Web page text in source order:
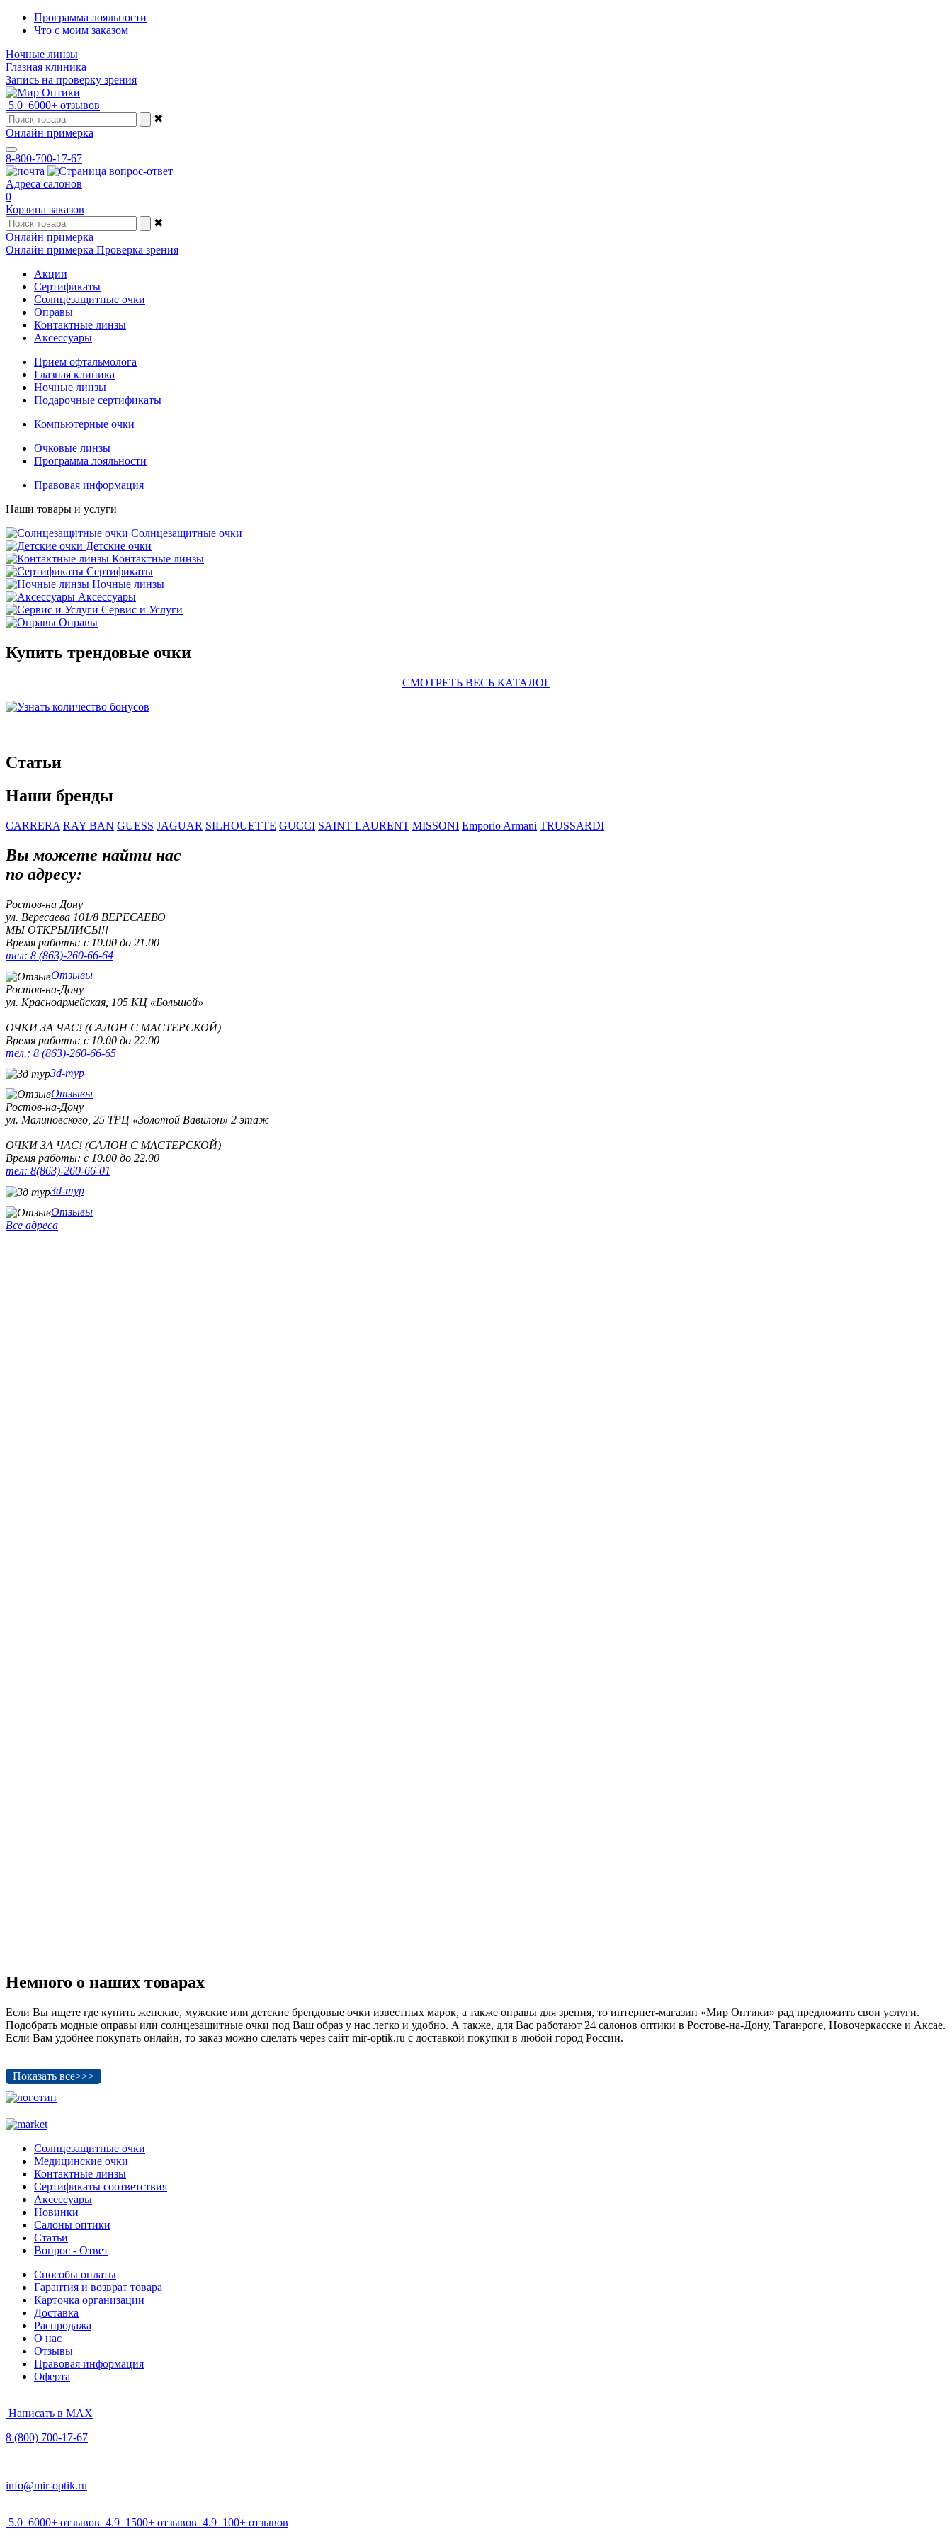
Программа лояльности
Что с моим заказом
Ночные линзы
Глазная клиника
Запись на проверку зрения
5.0 6000+ отзывов
✖
Онлайн примерка
8-800-700-17-67
Адреса салонов
0
Корзина заказов
✖
Онлайн примерка
Онлайн примерка Проверка зрения
Акции
Сертификаты
Солнцезащитные очки
Оправы
Контактные линзы
Аксессуары
Прием офтальмолога
Глазная клиника
Ночные линзы
Подарочные сертификаты
Компьютерные очки
Очковые линзы
Программа лояльности
Правовая информация
Наши товары и услуги
Солнцезащитные очки
Детские очки
Контактные линзы
Сертификаты
Ночные линзы
Аксессуары
Сервис и Услуги
Оправы
Купить трендовые очки
СМОТРЕТЬ ВЕСЬ КАТАЛОГ
Статьи
Наши бренды
CARRERA RAY BAN GUESS JAGUAR SILHOUETTE GUCCI SAINT LAURENT MISSONI Emporio Armani TRUSSARDI
Вы можете найти нас
по адресу:
Ростов-на Дону
ул. Вересаева 101/8 ВЕРЕСАЕВО
МЫ ОТКРЫЛИСЬ!!!
Время работы: с 10.00 до 21.00
тел: 8 (863)-260-66-64
Отзывы
Ростов-на-Дону
ул. Красноармейская, 105 КЦ «Большой»
ОЧКИ ЗА ЧАС! (САЛОН С МАСТЕРСКОЙ)
Время работы: с 10.00 до 22.00
тел.: 8 (863)-260-66-65
3d-тур
Отзывы
Ростов-на-Дону
ул. Малиновского, 25 ТРЦ «Золотой Вавилон» 2 этаж
ОЧКИ ЗА ЧАС! (САЛОН С МАСТЕРСКОЙ)
Время работы: с 10.00 до 22.00
тел: 8(863)-260-66-01
3d-тур
Отзывы
Все адреса
Немного о наших товарах
Если Вы ищете где купить женские, мужские или детские брендовые очки известных марок, а также оправы для зрения, то интернет-магазин «Мир Оптики» рад предложить свои услуги.
Подобрать модные оправы или солнцезащитные очки под Ваш образ у нас легко и удобно. А также, для Вас работают 24 салонов оптики в Ростове-на-Дону, Таганроге, Новочеркасске и Аксае.
Если Вам удобнее покупать онлайн, то заказ можно сделать через сайт mir-optik.ru с доставкой покупки в любой город России.
Показать все>>>
Солнцезащитные очки
Медицинские очки
Контактные линзы
Сертификаты соответствия
Аксессуары
Новинки
Салоны оптики
Статьи
Вопрос - Ответ
Способы оплаты
Гарантия и возврат товара
Карточка организации
Доставка
Распродажа
О нас
Отзывы
Правовая информация
Оферта
Написать в MAX
8 (800) 700-17-67
info@mir-optik.ru
5.0 6000+ отзывов 4.9 1500+ отзывов 4.9 100+ отзывов